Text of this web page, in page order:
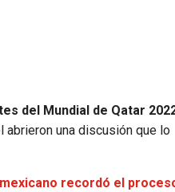
del Mundial de Qatar
una discusión que lo
recordó el